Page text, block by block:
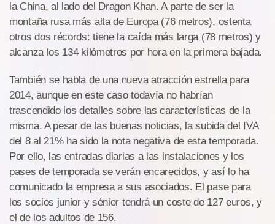
la China, al lado del Dragon Khan. A parte de ser la
montaña rusa más alta de Europa (76 metros), ostenta
otros dos récords: tiene la caída más larga (78 metros) y
alcanza los 134 kilómetros por hora en la primera bajada.
También se habla de una nueva atracción estrella para
2014, aunque en este caso todavía no habrían
trascendido los detalles sobre las características de la
misma. A pesar de las buenas noticias, la subida del IVA
del 8 al 21% ha sido la nota negativa de esta temporada.
Por ello, las entradas diarias a las instalaciones y los
pases de temporada se verán encarecidos, y así lo ha
comunicado la empresa a sus asociados. El pase para
los socios junior y sénior tendrá un coste de 127 euros, y
el de los adultos de 156.